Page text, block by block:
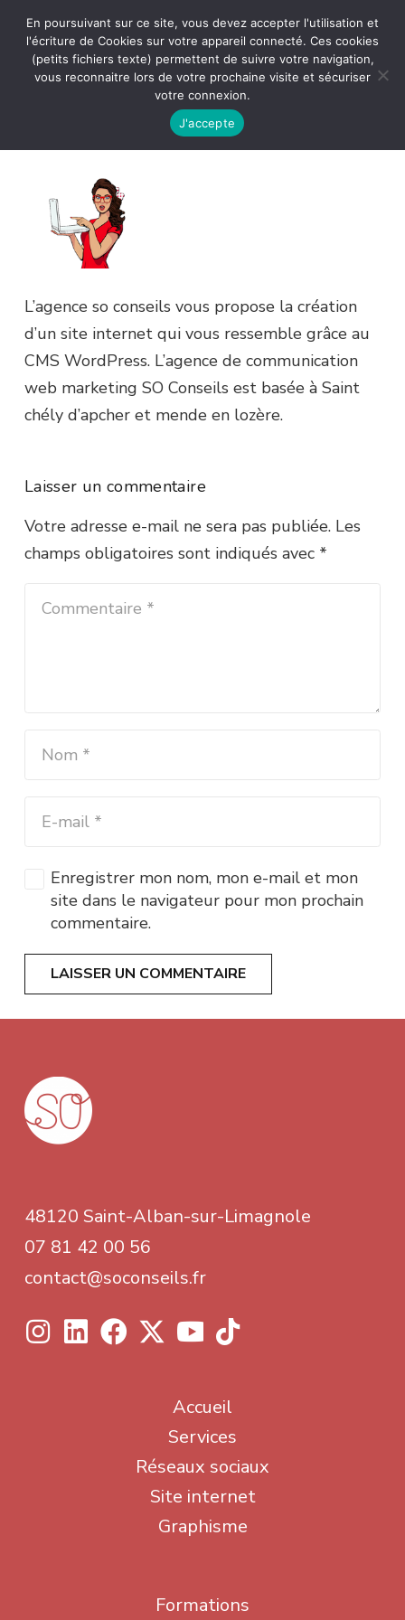
L’agence so conseils vous propose la création
d’un site internet qui vous ressemble grâce au
CMS WordPress. L’agence de communication
web marketing SO Conseils est basée à Saint
chély d’apcher et mende en lozère.
Laisser un commentaire
Votre adresse e-mail ne sera pas publiée. Les
champs obligatoires sont indiqués avec *
Enregistrer mon nom, mon e-mail et mon
site dans le navigateur pour mon prochain
commentaire.
LAISSER UN COMMENTAIRE
48120 Saint-Alban-sur-Limagnole
07 81 42 00 56
contact@soconseils.fr
Accueil
Services
Réseaux sociaux
Site internet
Graphisme
Formations
En poursuivant sur ce site, vous devez accepter l'utilisation et
l'écriture de Cookies sur votre appareil connecté. Ces cookies
(petits fichiers texte) permettent de suivre votre navigation,
vous reconnaitre lors de votre prochaine visite et sécuriser
votre connexion.
J'accepte